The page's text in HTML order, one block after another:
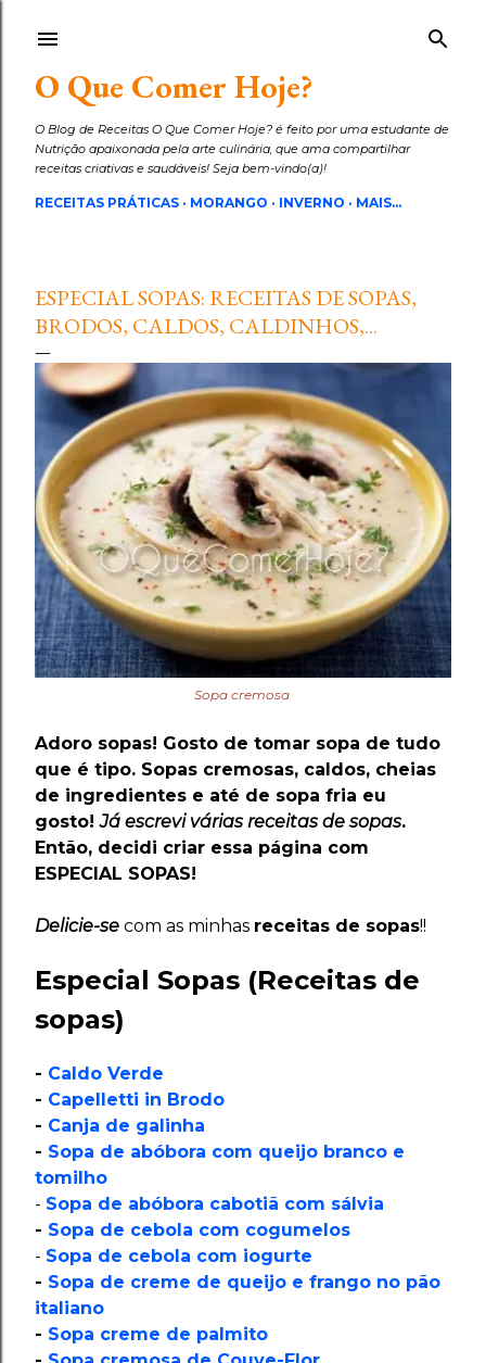
O Que Comer Hoje?
O Blog de Receitas O Que Comer Hoje? é feito por uma estudante de
Nutrição apaixonada pela arte culinária, que ama compartilhar
receitas criativas e saudáveis! Seja bem-vindo(a)!
RECEITAS PRÁTICAS MORANGO INVERNO MAIS…
ESPECIAL SOPAS: RECEITAS DE SOPAS,
BRODOS, CALDOS, CALDINHOS,...
Sopa cremosa
Adoro sopas! Gosto de tomar sopa de tudo
que é tipo. Sopas cremosas, caldos, cheias
de ingredientes e até de sopa fria eu
gosto!Já escrevi várias receitas de sopas.
Então, decidi criar essa página com
ESPECIAL SOPAS!
Delicie-se com as minhas receitas de sopas!!
Especial Sopas (Receitas de
sopas)
- Caldo Verde
- Capelletti in Brodo
- Canja de galinha
- Sopa de abóbora com queijo branco e
tomilho
- Sopa de abóbora cabotiã com sálvia
- Sopa de cebola com cogumelos
- Sopa de cebola com iogurte
- Sopa de creme de queijo e frango no pão
italiano
- Sopa creme de palmito